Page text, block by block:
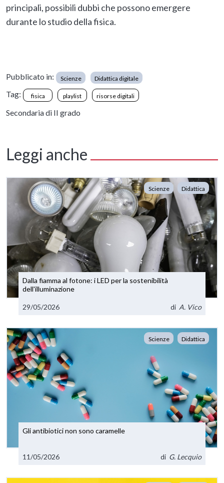
principali, possibili dubbi che possono emergere
durante lo studio della fisica.
Pubblicato in: Scienze Didattica digitale
Tag: fisica playlist risorse digitali
Secondaria di II grado
Leggi anche
Scienze Didattica
Dalla fiamma al fotone: i LED per la sostenibilità
dell'illuminazione
29/05/2026 di A. Vico
Scienze Didattica
Gli antibiotici non sono caramelle
11/05/2026 di G. Lecquio